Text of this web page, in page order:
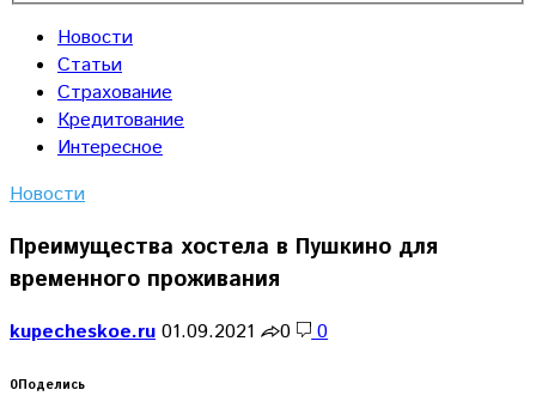
Новости
Статьи
Страхование
Кредитование
Интересное
Новости
Преимущества хостела в Пушкино для
временного проживания
kupecheskoe.ru 01.09.2021 0 0
0Поделись